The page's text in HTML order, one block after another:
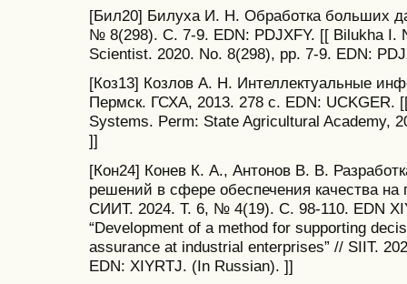
[Бил20] Билуха И. Н. Обработка больших
№ 8(298). С. 7-9. EDN: PDJXFY. [[ Bilukha I.
Scientist. 2020. No. 8(298), pp. 7-9. EDN:
[Коз13] Козлов А. Н. Интеллектуальные
Пермск. ГСХА, 2013. 278 с. EDN: UCKGER.
Systems. Perm: State Agricultural Academy,
]]
[Кон24] Конев К. А., Антонов В. В.
решений в сфере обеспечения качества
СИИТ. 2024. Т. 6, № 4(19). С. 98-110. EDN
“Development of a method for supporting
assurance at industrial enterprises” // SIIT.
EDN: XIYRTJ. (In Russian). ]]